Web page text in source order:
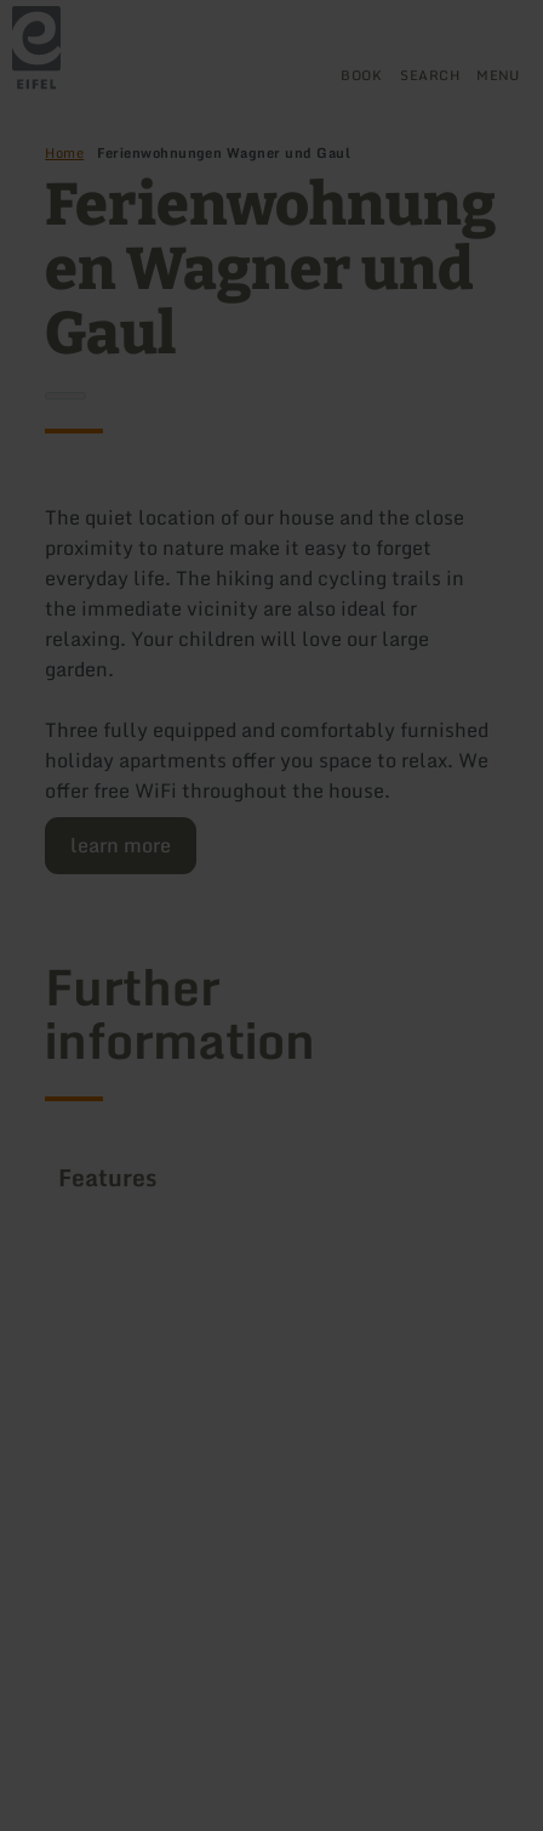
Back
to
home
page
BOOK SEARCH MENU
Home Ferienwohnungen Wagner und Gaul
Ferienwohnung
en Wagner und
Gaul
The quiet location of our house and the close
proximity to nature make it easy to forget
everyday life. The hiking and cycling trails in
the immediate vicinity are also ideal for
relaxing. Your children will love our large
garden.
Three fully equipped and comfortably furnished
holiday apartments offer you space to relax. We
offer free WiFi throughout the house.
learn more
Further
information
Features